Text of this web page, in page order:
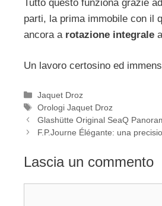
Tutto questo funziona grazie
parti, la prima immobile con il
ancora a rotazione integrale
Un lavoro certosino ed
Categorie
Jaquet Droz
Tag
Orologi Jaquet Droz
Navigazione
articolo
Glashütte Original SeaQ
F.P.Journe Élégante: una
Lascia un commento